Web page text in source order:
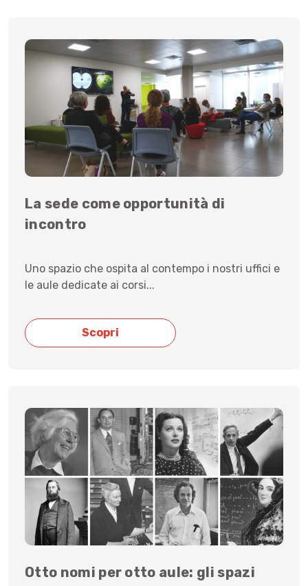
La sede come opportunità di
incontro
Uno spazio che ospita al contempo i nostri uffici e
le aule dedicate ai corsi...
Scopri
Otto nomi per otto aule: gli spazi